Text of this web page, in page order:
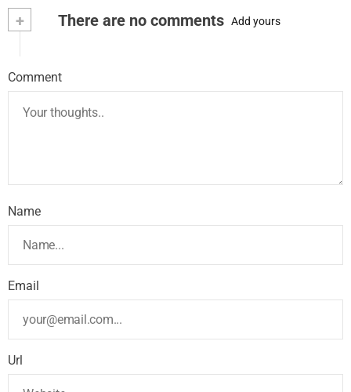
+ There are no comments Add yours
Comment
Name
Email
Url